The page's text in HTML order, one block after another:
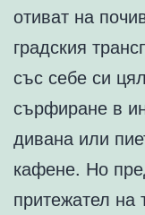
отиват на
градския
със себе си
сърфиране в
дивана или
кафене. Но
притежател на